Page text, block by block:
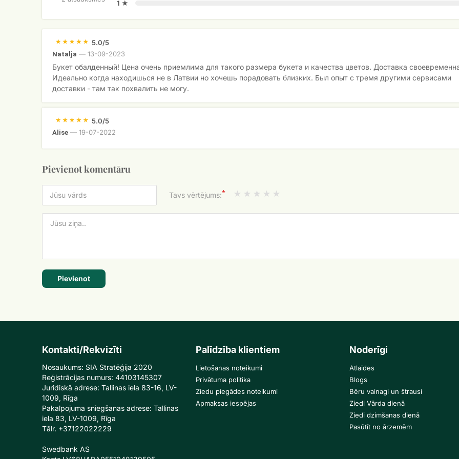
1 ★
5.0/5
Natalja — 13-09-2023
Букет обалденный! Цена очень приемлима для такого размера букета и качества цветов. Доставка
Идеально когда находишься не в Латвии но хочешь порадовать близких. Был опыт с тремя другими сервисами
доставки - там так похвалить не могу.
5.0/5
Alise — 19-07-2022
Pievienot komentāru
Tavs vērtējums:*
Pievienot
Kontakti/Rekvizīti
Nosaukums: SIA Stratēģija 2020
Reģistrācijas numurs: 44103145307
Juridiskā adrese: Tallinas iela 83-16, LV-
1009, Rīga
Pakalpojuma sniegšanas adrese: Tallinas
iela 83, LV-1009, Rīga
Tālr. +37122022229
Swedbank AS
Palīdzība klientiem
Lietošanas noteikumi
Privātuma politika
Ziedu piegādes noteikumi
Apmaksas iespējas
Noderīgi
Atlaides
Blogs
Bēru vainagi un štrausi
Ziedi Vārda dienā
Ziedi dzimšanas dienā
Pasūtīt no ārzemēm